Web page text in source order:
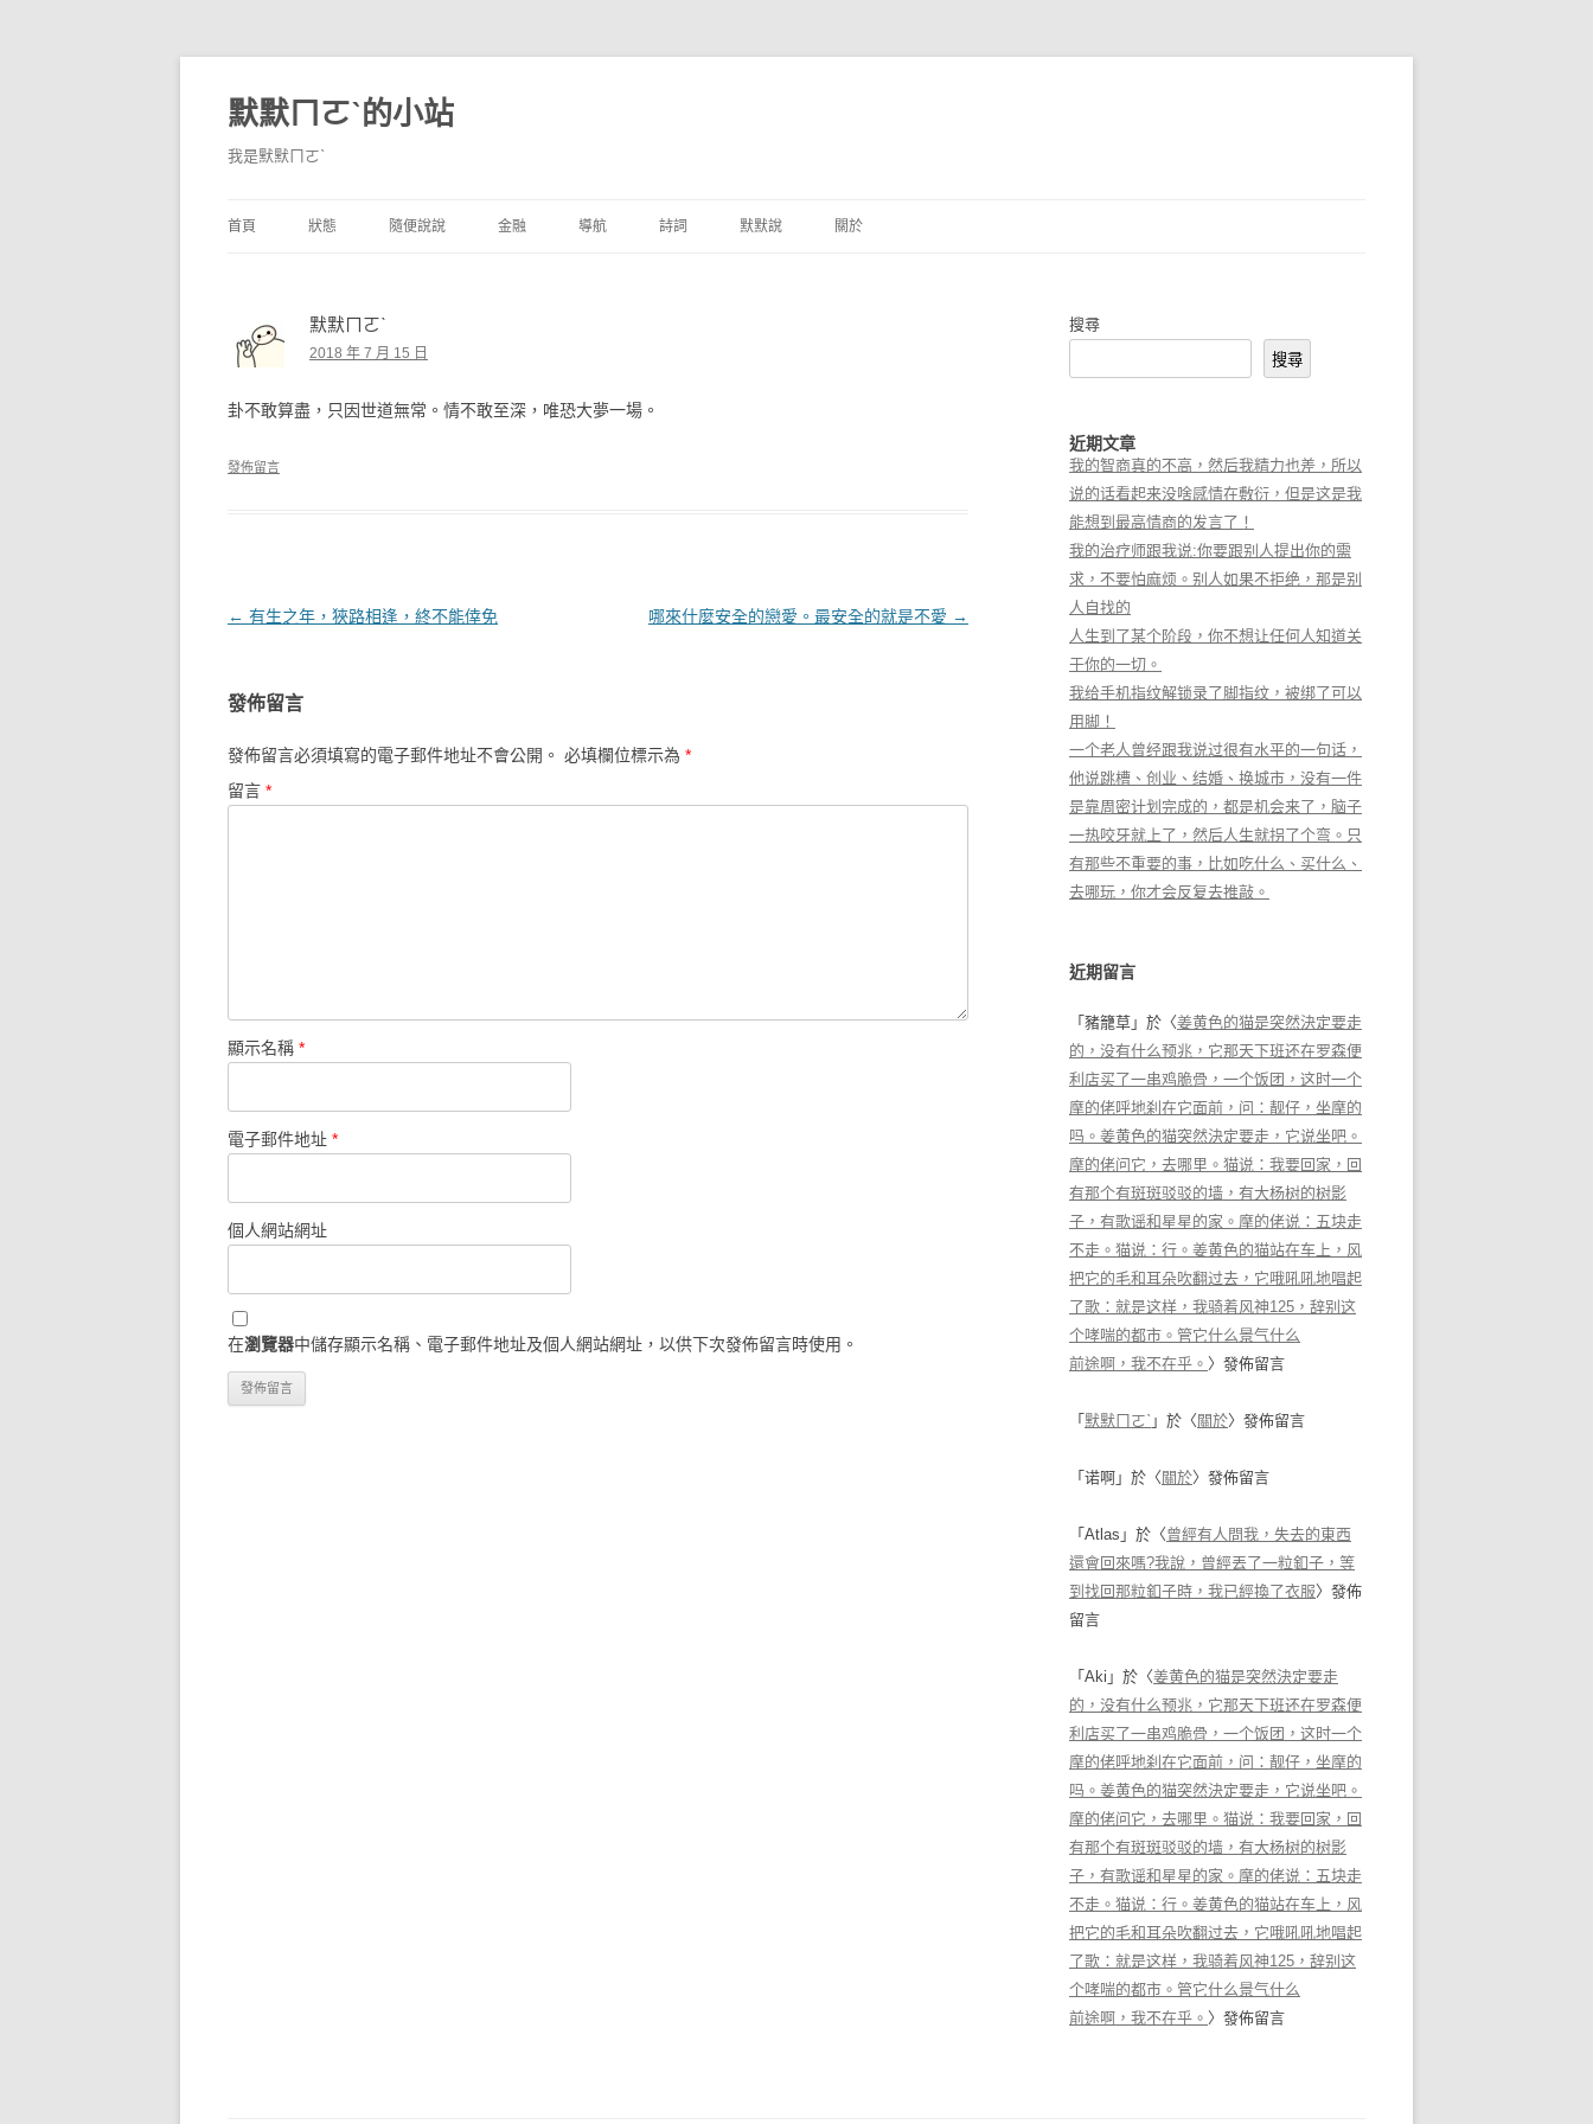
默默ㄇㄛˋ的小站
我是默默ㄇㄛˋ
首頁 狀態
獨白
隨便說說 金融
境外銀行
導航 詩詞 默默說 關於
默默ㄇㄛˋ
2018 年 7 月 15 日
卦不敢算盡，只因世道無常。情不敢至深，唯恐大夢一場。
發佈留言
文章導覽
← 有生之年，狹路相逢，終不能倖免 哪來什麼安全的戀愛。最安全的就是不愛 →
發佈留言
發佈留言必須填寫的電子郵件地址不會公開。 必填欄位標示為 *
留言 *
顯示名稱 *
電子郵件地址 *
個人網站網址
在瀏覽器中儲存顯示名稱、電子郵件地址及個人網站網址，以供下次發佈留言時使用。
搜尋
搜尋
近期文章
我的智商真的不高，然后我精力也差，所以
说的话看起来没啥感情在敷衍，但是这是我
能想到最高情商的发言了！
我的治疗师跟我说:你要跟别人提出你的需
求，不要怕麻烦。别人如果不拒绝，那是别
人自找的
人生到了某个阶段，你不想让任何人知道关
于你的一切。
我给手机指纹解锁录了脚指纹，被绑了可以
用脚！
一个老人曾经跟我说过很有水平的一句话，
他说跳槽、创业、结婚、换城市，没有一件
是靠周密计划完成的，都是机会来了，脑子
一热咬牙就上了，然后人生就拐了个弯。只
有那些不重要的事，比如吃什么、买什么、
去哪玩，你才会反复去推敲。
近期留言
「 豬籠草 」於〈姜黄色的猫是突然決定要走
的，没有什么预兆，它那天下班还在罗森便
利店买了一串鸡脆骨，一个饭团，这时一个
摩的佬呼地刹在它面前，问：靓仔，坐摩的
吗。姜黄色的猫突然決定要走，它说坐吧。
摩的佬问它，去哪里。猫说：我要回家，回
有那个有斑斑驳驳的墙，有大杨树的树影
子，有歌谣和星星的家。摩的佬说：五块走
不走。猫说：行。姜黄色的猫站在车上，风
把它的毛和耳朵吹翻过去，它哦吼吼地唱起
了歌：就是这样，我骑着风神125，辞别这
个哮喘的都市。管它什么景气什么
前途啊，我不在乎。 〉發佈留言
「 默默ㄇㄛˋ 」於〈 關於〉發佈留言
「 诺啊 」於〈 關於〉發佈留言
「 Atlas 」於〈曾經有人問我，失去的東西
還會回來嗎?我說，曾經丟了一粒釦子，等
到找回那粒釦子時，我已經換了衣服〉發佈
留言
「 Aki 」於〈姜黄色的猫是突然決定要走
的，没有什么预兆，它那天下班还在罗森便
利店买了一串鸡脆骨，一个饭团，这时一个
摩的佬呼地刹在它面前，问：靓仔，坐摩的
吗。姜黄色的猫突然決定要走，它说坐吧。
摩的佬问它，去哪里。猫说：我要回家，回
有那个有斑斑驳驳的墙，有大杨树的树影
子，有歌谣和星星的家。摩的佬说：五块走
不走。猫说：行。姜黄色的猫站在车上，风
把它的毛和耳朵吹翻过去，它哦吼吼地唱起
了歌：就是这样，我骑着风神125，辞别这
个哮喘的都市。管它什么景气什么
前途啊，我不在乎。 〉發佈留言